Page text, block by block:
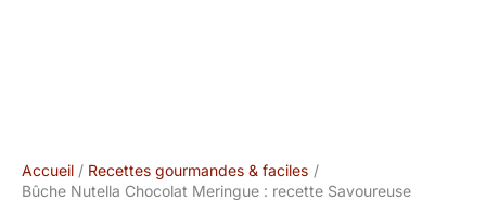
Accueil
Recettes gourmandes & faciles
Bûche Nutella Chocolat Meringue : recette Savoureuse